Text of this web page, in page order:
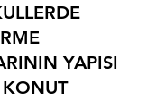
YAPISI
KONUT